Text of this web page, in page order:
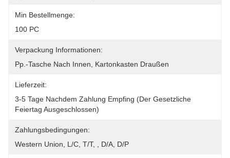
Min Bestellmenge:
100 PC
Verpackung Informationen:
Pp.-Tasche Nach Innen, Kartonkasten Draußen
Lieferzeit:
3-5 Tage Nachdem Zahlung Empfing (der Gesetzliche
Feiertag Ausgeschlossen)
Zahlungsbedingungen:
Western Union, L/C, T/T, , D/A, D/P